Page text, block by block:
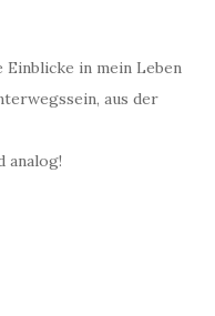
in mein Leben
aus der
analog!